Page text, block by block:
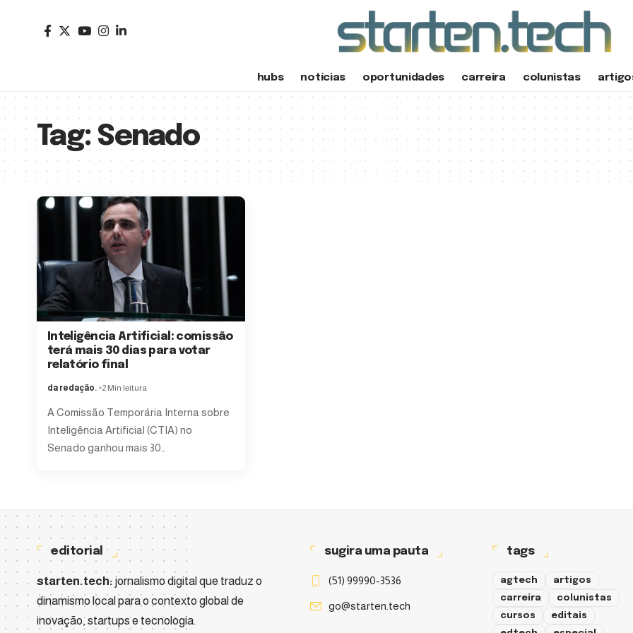
hubs notícias oportunidades carreira colunistas
Tag: Senado
Inteligência Artificial: comissão
terá mais 30 dias para votar
relatório final
da redação. 2 Min leitura
A Comissão Temporária Interna sobre
Inteligência Artificial (CTIA) no
Senado ganhou mais 30
editorial
starten.tech: jornalismo digital que traduz o
dinamismo local para o contexto global de
inovação, startups e tecnologia.
sugira uma pauta
(51) 99990-3536
go@starten.tech
tags
agtech
artigos
carreira
colunistas
cursos
editais